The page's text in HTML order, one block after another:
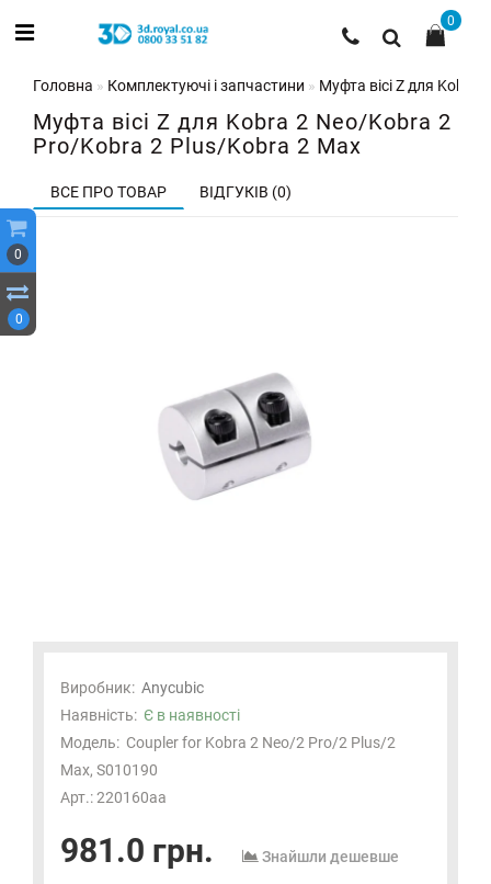
0
0
0
Головна Комплектуючі і запчастини Муфта вісі Z для
Муфта вісі Z для Kobra 2 Neo/Kobra 2
Pro/Kobra 2 Plus/Kobra 2 Max
ВСЕ ПРО ТОВАР ВІДГУКІВ (0)
Виробник: Anycubic
Наявність: Є в наявності
Модель: Coupler for Kobra 2 Neo/2 Pro/2 Plus/2
Max, S010190
Арт.: 220160aa
981.0 грн. Знайшли дешевше